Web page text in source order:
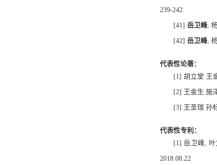
239-242.
[41] 岳卫峰,
[42] 岳卫峰,
代表性论著：
[1] 胡立堂 王
[2] 王金生 施
[3] 王圣瑞 孙
代表性专利：
[1] 岳卫峰,
2018.08.22